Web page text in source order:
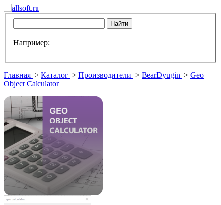
Например:
Главная > Каталог > Производители > BearDyugin > Geo
Object Calculator